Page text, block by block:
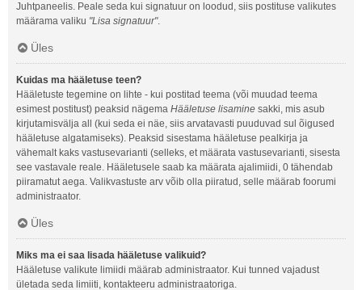
Juhtpaneelis. Peale seda kui signatuur on loodud, siis postituse valikutes
määrama valiku "Lisa signatuur".
Üles
Kuidas ma hääletuse teen?
Hääletuste tegemine on lihte - kui postitad teema (või muudad teema
esimest postitust) peaksid nägema Hääletuse lisamine sakki, mis asub
kirjutamisvälja all (kui seda ei näe, siis arvatavasti puuduvad sul õigused
hääletuse algatamiseks). Peaksid sisestama hääletuse pealkirja ja
vähemalt kaks vastusevarianti (selleks, et määrata vastusevarianti, sisesta
see vastavale reale. Hääletusele saab ka määrata ajalimiidi, 0 tähendab
piiramatut aega. Valikvastuste arv võib olla piiratud, selle määrab foorumi
administraator.
Üles
Miks ma ei saa lisada hääletuse valikuid?
Hääletuse valikute limiidi määrab administraator. Kui tunned vajadust
ületada seda limiiti, kontakteeru administraatoriga.